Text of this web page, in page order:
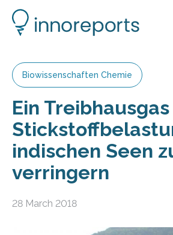
Biowissenschaften Chemie
Ein
indischen Seen
verringern
28 March 2018